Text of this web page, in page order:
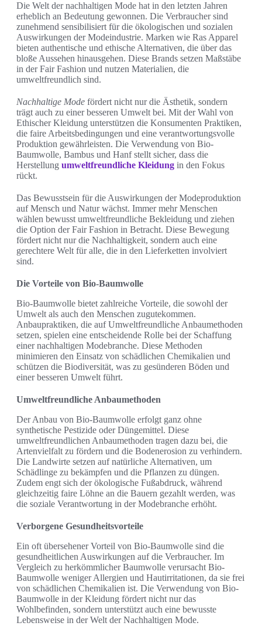
Die Welt der nachhaltigen Mode hat in den letzten Jahren
erheblich an Bedeutung gewonnen. Die Verbraucher sind
zunehmend sensibilisiert für die ökologischen und sozialen
Auswirkungen der Modeindustrie. Marken wie Ras Apparel
bieten authentische und ethische Alternativen, die über das
bloße Aussehen hinausgehen. Diese Brands setzen Maßstäbe
in der Fair Fashion und nutzen Materialien, die
umweltfreundlich sind.
Nachhaltige Mode fördert nicht nur die Ästhetik, sondern
trägt auch zu einer besseren Umwelt bei. Mit der Wahl von
Ethischer Kleidung unterstützen die Konsumenten Praktiken,
die faire Arbeitsbedingungen und eine verantwortungsvolle
Produktion gewährleisten. Die Verwendung von Bio-
Baumwolle, Bambus und Hanf stellt sicher, dass die
Herstellung umweltfreundliche Kleidung in den Fokus
rückt.
Das Bewusstsein für die Auswirkungen der Modeproduktion
auf Mensch und Natur wächst. Immer mehr Menschen
wählen bewusst umweltfreundliche Bekleidung und ziehen
die Option der Fair Fashion in Betracht. Diese Bewegung
fördert nicht nur die Nachhaltigkeit, sondern auch eine
gerechtere Welt für alle, die in den Lieferketten involviert
sind.
Die Vorteile von Bio-Baumwolle
Bio-Baumwolle bietet zahlreiche Vorteile, die sowohl der
Umwelt als auch den Menschen zugutekommen.
Anbaupraktiken, die auf Umweltfreundliche Anbaumethoden
setzen, spielen eine entscheidende Rolle bei der Schaffung
einer nachhaltigen Modebranche. Diese Methoden
minimieren den Einsatz von schädlichen Chemikalien und
schützen die Biodiversität, was zu gesünderen Böden und
einer besseren Umwelt führt.
Umweltfreundliche Anbaumethoden
Der Anbau von Bio-Baumwolle erfolgt ganz ohne
synthetische Pestizide oder Düngemittel. Diese
umweltfreundlichen Anbaumethoden tragen dazu bei, die
Artenvielfalt zu fördern und die Bodenerosion zu verhindern.
Die Landwirte setzen auf natürliche Alternativen, um
Schädlinge zu bekämpfen und die Pflanzen zu düngen.
Zudem engt sich der ökologische Fußabdruck, während
gleichzeitig faire Löhne an die Bauern gezahlt werden, was
die soziale Verantwortung in der Modebranche erhöht.
Verborgene Gesundheitsvorteile
Ein oft übersehener Vorteil von Bio-Baumwolle sind die
gesundheitlichen Auswirkungen auf die Verbraucher. Im
Vergleich zu herkömmlicher Baumwolle verursacht Bio-
Baumwolle weniger Allergien und Hautirritationen, da sie frei
von schädlichen Chemikalien ist. Die Verwendung von Bio-
Baumwolle in der Kleidung fördert nicht nur das
Wohlbefinden, sondern unterstützt auch eine bewusste
Lebensweise in der Welt der Nachhaltigen Mode.